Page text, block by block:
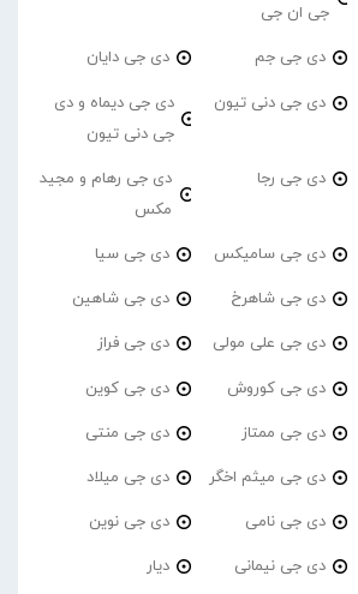
جی ان جی
دی جی جم دی جی دایان
دی جی دنی تیون
دی جی دیماه و دی
جی دنی تیون
دی جی رجا
دی جی رهام و مجید
مکس
دی جی سامیکس دی جی سیا
دی جی شاهرخ دی جی شاهین
دی جی علی مولی دی جی فراز
دی جی کوروش دی جی کوین
دی جی ممتاز دی جی منتی
دی جی میثم اخگر دی جی میلاد
دی جی نامی دی جی نوین
دی جی نیمانی دیار